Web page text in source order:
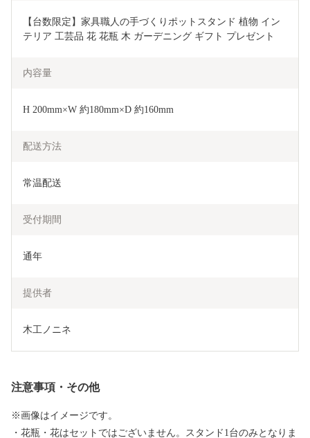
【台数限定】家具職人の手づくりポットスタンド 植物 イン
テリア 工芸品 花 花瓶 木 ガーデニング ギフト プレゼント
内容量
H 200mm×W 約180mm×D 約160mm
配送方法
常温配送
受付期間
通年
提供者
木工ノニネ
注意事項・その他
※画像はイメージです。
・花瓶・花はセットではございません。スタンド1台のみとなりま